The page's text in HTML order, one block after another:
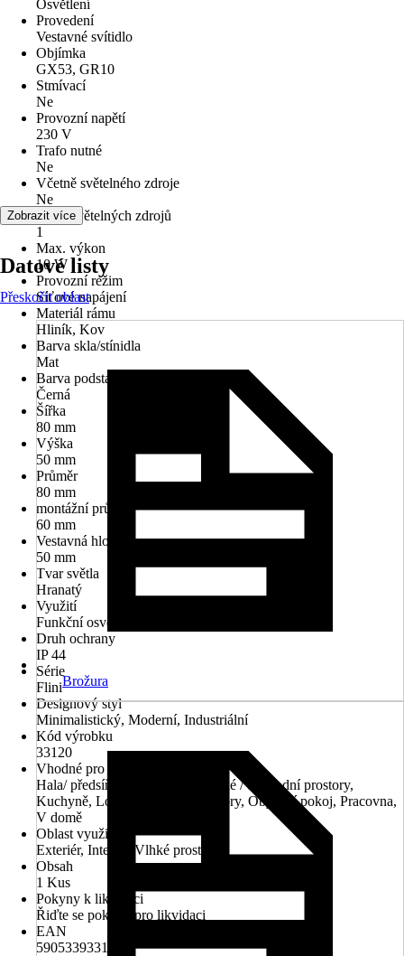
Osvětlení
Provedení
Vestavné svítidlo
Objímka
GX53, GR10
Stmívací
Ne
Provozní napětí
230 V
Trafo nutné
Ne
Včetně světelného zdroje
Ne
Počet světelných zdrojů
1
Max. výkon
10 W
Provozní režim
Síťové napájení
Materiál rámu
Hliník, Kov
Barva skla/stínidla
Mat
Barva podstavce
Černá
Šířka
80 mm
Výška
50 mm
Průměr
80 mm
montážní průměr
60 mm
Vestavná hloubka
50 mm
Tvar světla
Hranatý
Využití
Funkční osvětlení
Druh ochrany
IP 44
Série
Flini
Designový styl
Minimalistický, Moderní, Industriální
Kód výrobku
33120
Vhodné pro prostory
Hala/ předsíň, Jídelna, Kancelářské / obchodní prostory,
Kuchyně, Ložnice, Obytné prostory, Obývací pokoj, Pracovna,
V domě
Oblast využití
Exteriér, Interiér, Vlhké prostředí
Obsah
1 Kus
Pokyny k likvidaci
Řiďte se pokyny pro likvidaci
EAN
5905339331205
Zobrazit více
Datové listy
Přeskočit oblast
Brožura